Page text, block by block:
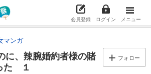
会員登録 ログイン メニュー
マンガ
に、辣腕婚約者様の賭
た １
フォロー